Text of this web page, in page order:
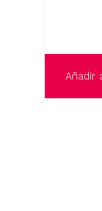
Añadir